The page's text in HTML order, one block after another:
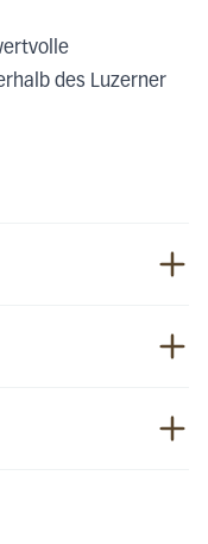
des Luzerner